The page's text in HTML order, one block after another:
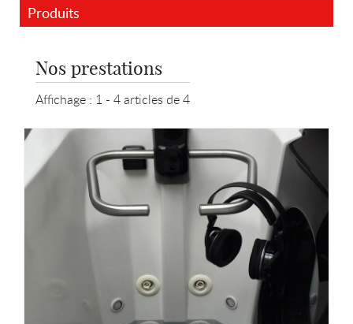
Produits
Nos prestations
Affichage : 1 - 4articles de4